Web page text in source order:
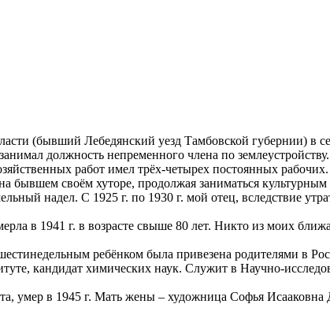
(бывший Лебедянский уезд Тамбовской губернии) в
должность непременного члена по
работ имел трёх-четырех постоянных
бывшем своём хуторе, продолжая заниматься
надел. С 1925 г. по 1930 г. мой отец, вследствие
в 1941 г. в возрасте свыше 80 лет. Никто из моих
ребёнком была привезена родителями в
кандидат химических наук. Служит в Научно-
умер в 1945 г. Мать жены – художница Софья